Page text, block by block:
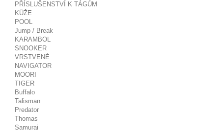
PŘÍSLUŠENSTVÍ K TÁGŮM
KŮŽE
POOL
Jump / Break
KARAMBOL
SNOOKER
VRSTVENÉ
NAVIGATOR
MOORI
TIGER
Buffalo
Talisman
Predator
Thomas
Samurai